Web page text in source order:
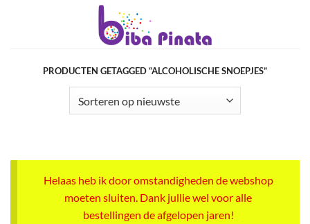
PRODUCTEN GETAGGED “ALCOHOLISCHE SNOEPJES”
Helaas heb ik door omstandigheden de webshop
moeten sluiten. Dank jullie wel voor alle
bestellingen de afgelopen jaren!